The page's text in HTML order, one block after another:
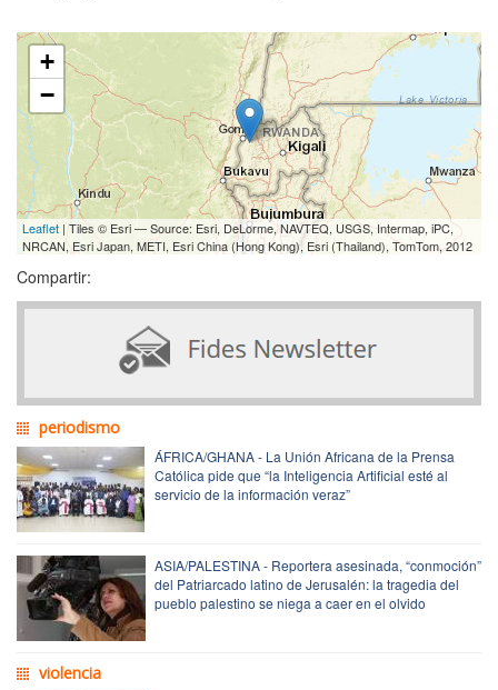
+
−
Leaflet | Tiles © Esri — Source: Esri, DeLorme, NAVTEQ, USGS, Intermap, iPC,
NRCAN, Esri Japan, METI, Esri China (Hong Kong), Esri (Thailand), TomTom, 2012
Compartir:
periodismo
ÁFRICA/GHANA - La Unión Africana de la Prensa
Católica pide que “la Inteligencia Artificial esté al
servicio de la información veraz”
ASIA/PALESTINA - Reportera asesinada, “conmoción”
del Patriarcado latino de Jerusalén: la tragedia del
pueblo palestino se niega a caer en el olvido
violencia